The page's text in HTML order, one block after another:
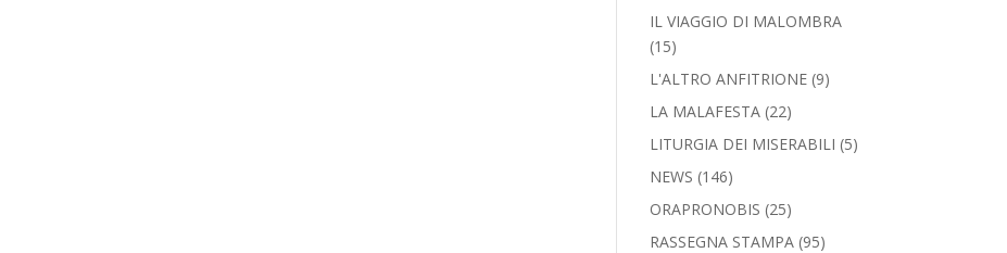
IL VIAGGIO DI MALOMBRA
(15)
L'ALTRO ANFITRIONE (9)
LA MALAFESTA (22)
LITURGIA DEI MISERABILI (5)
NEWS (146)
ORAPRONOBIS (25)
RASSEGNA STAMPA (95)